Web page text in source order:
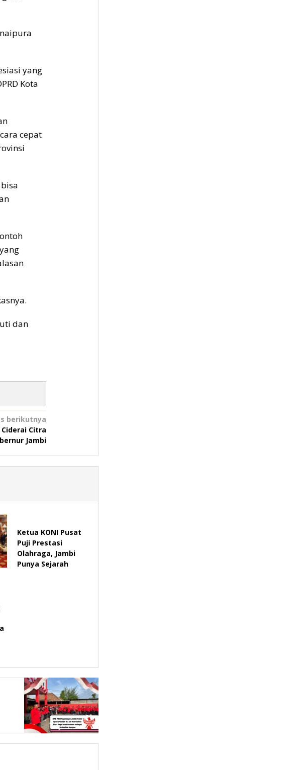
yang
Kota
cepat
dan
berikutnya
Citra
Jambi
Ketua KONI Pusat
Puji Prestasi
Olahraga, Jambi
Punya Sejarah